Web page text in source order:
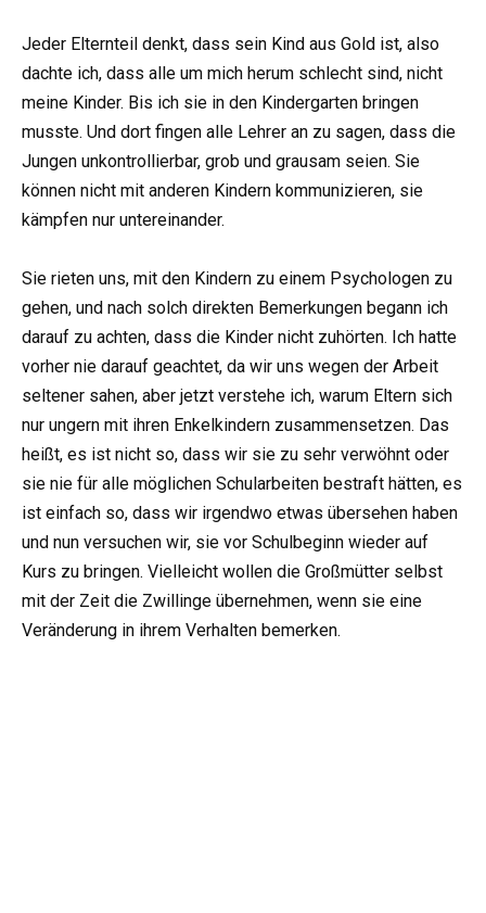
Jeder Elternteil denkt, dass sein Kind aus Gold ist, also
dachte ich, dass alle um mich herum schlecht sind, nicht
meine Kinder. Bis ich sie in den Kindergarten bringen
musste. Und dort fingen alle Lehrer an zu sagen, dass die
Jungen unkontrollierbar, grob und grausam seien. Sie
können nicht mit anderen Kindern kommunizieren, sie
kämpfen nur untereinander.
Sie rieten uns, mit den Kindern zu einem Psychologen zu
gehen, und nach solch direkten Bemerkungen begann ich
darauf zu achten, dass die Kinder nicht zuhörten. Ich hatte
vorher nie darauf geachtet, da wir uns wegen der Arbeit
seltener sahen, aber jetzt verstehe ich, warum Eltern sich
nur ungern mit ihren Enkelkindern zusammensetzen. Das
heißt, es ist nicht so, dass wir sie zu sehr verwöhnt oder
sie nie für alle möglichen Schularbeiten bestraft hätten, es
ist einfach so, dass wir irgendwo etwas übersehen haben
und nun versuchen wir, sie vor Schulbeginn wieder auf
Kurs zu bringen. Vielleicht wollen die Großmütter selbst
mit der Zeit die Zwillinge übernehmen, wenn sie eine
Veränderung in ihrem Verhalten bemerken.